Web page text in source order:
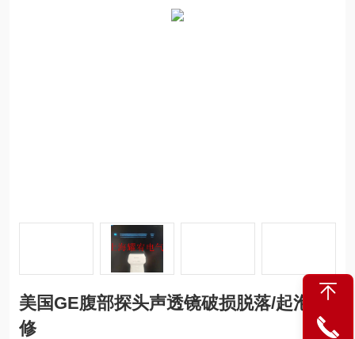
美国GE腹部探头声透镜破损脱落/起泡维
修